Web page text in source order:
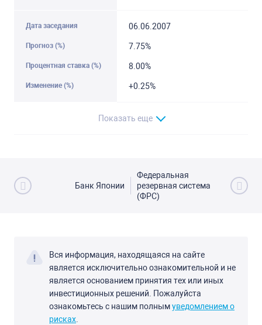
06.06.2007
7.75%
8.00%
+0.25%
Показать еще
Банк Японии
Федеральная
резервная система
(ФРС)
Вся информация, находящаяся на сайте
является исключительно ознакомительной и не
является основанием принятия тех или иных
инвестиционных решений. Пожалуйста
ознакомьтесь с нашим полнымуведомлением о
рисках